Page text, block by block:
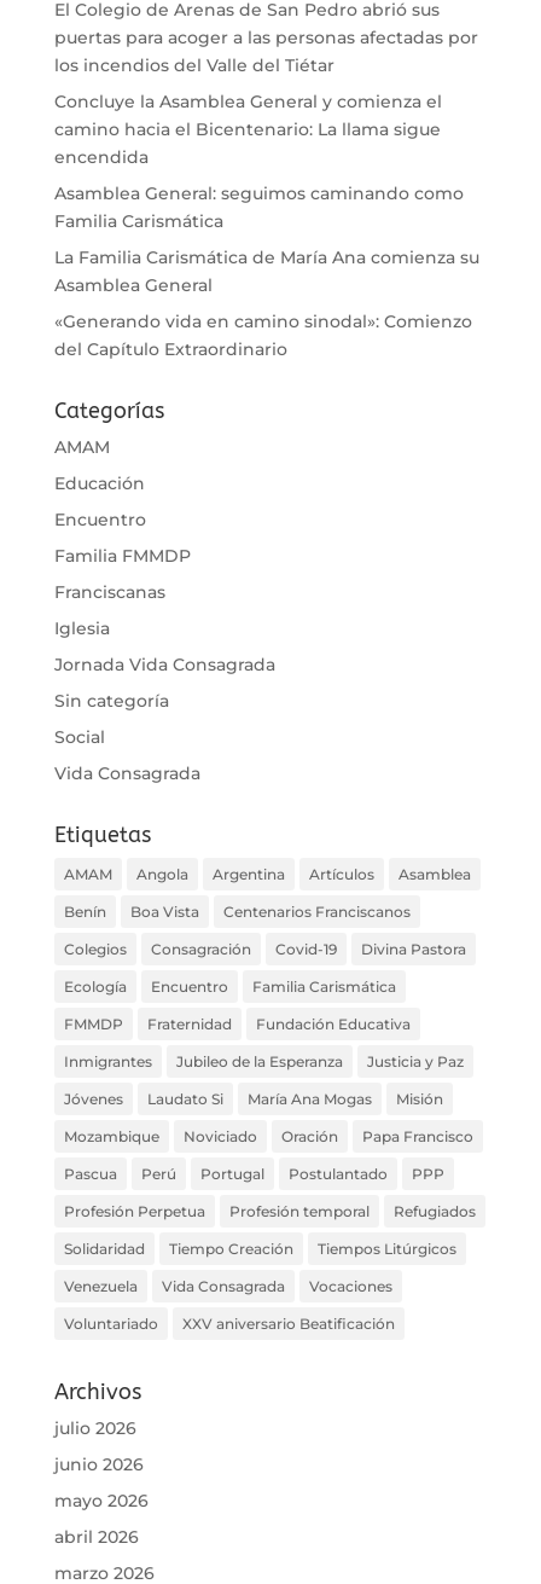
El Colegio de Arenas de San Pedro abrió sus
puertas para acoger a las personas afectadas por
los incendios del Valle del Tiétar
Concluye la Asamblea General y comienza el
camino hacia el Bicentenario: La llama sigue
encendida
Asamblea General: seguimos caminando como
Familia Carismática
La Familia Carismática de María Ana comienza su
Asamblea General
«Generando vida en camino sinodal»: Comienzo
del Capítulo Extraordinario
Categorías
AMAM
Educación
Encuentro
Familia FMMDP
Franciscanas
Iglesia
Jornada Vida Consagrada
Sin categoría
Social
Vida Consagrada
Etiquetas
AMAM Angola Argentina Artículos Asamblea
Benín Boa Vista Centenarios Franciscanos
Colegios Consagración Covid-19 Divina Pastora
Ecología Encuentro Familia Carismática
FMMDP Fraternidad Fundación Educativa
Inmigrantes Jubileo de la Esperanza Justicia y Paz
Jóvenes Laudato Si María Ana Mogas Misión
Mozambique Noviciado Oración Papa Francisco
Pascua Perú Portugal Postulantado PPP
Profesión Perpetua Profesión temporal Refugiados
Solidaridad Tiempo Creación Tiempos Litúrgicos
Venezuela Vida Consagrada Vocaciones
Voluntariado XXV aniversario Beatificación
Archivos
julio 2026
junio 2026
mayo 2026
abril 2026
marzo 2026